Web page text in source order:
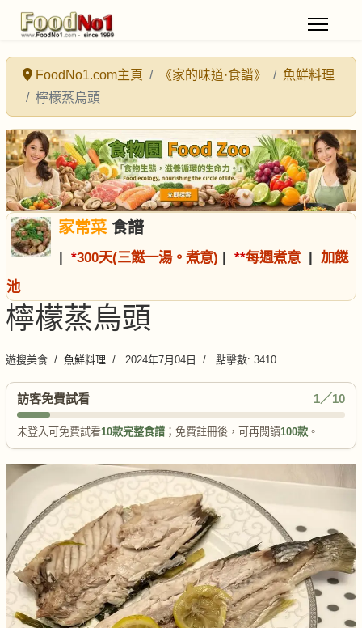
FoodNo1.com主頁 《家的味道·食譜》
魚鮮料理
檸檬蒸烏頭
家常菜食譜
| *300天(三餸一湯。煮意) | **每週煮意 | 加餸
池
檸檬蒸烏頭
遊搜美食 魚鮮料理 2024年7月04日 點擊數: 3410
訪客免費試看 1／10
未登入可免費試看10款完整食譜 ；免費註冊後，可再閱讀100款 。